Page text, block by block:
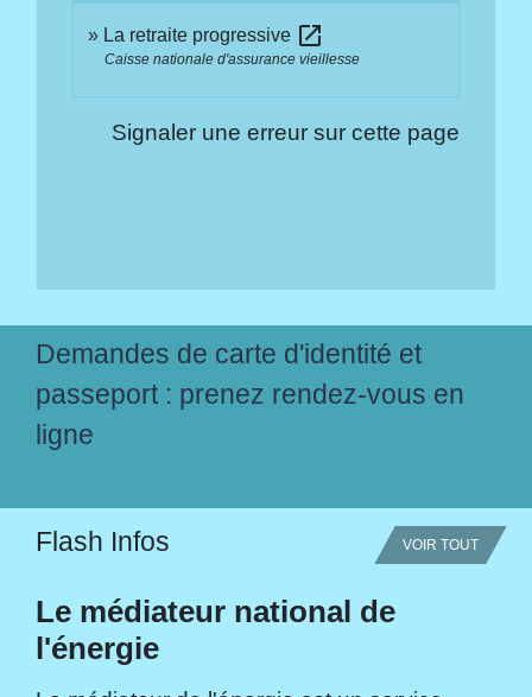
La retraite progressive open_in_new
Caisse nationale d'assurance vieillesse
Signaler une erreur sur cette page
Demandes de carte d'identité et
passeport : prenez rendez-vous en
ligne
Flash Infos VOIR TOUT
Le médiateur national de
l'énergie